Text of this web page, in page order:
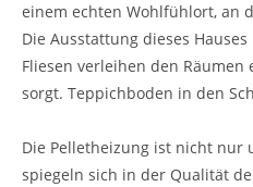
einem echten Wohlfühlort, an
Die Ausstattung dieses
Fliesen verleihen den
sorgt. Teppichboden in den
Die Pelletheizung ist nicht nur
spiegeln sich in der Qualität